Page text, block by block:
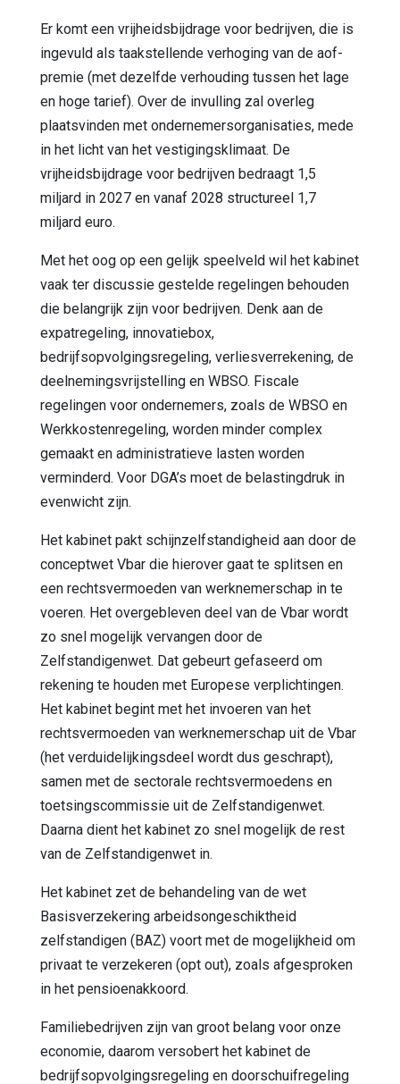
Er komt een vrijheidsbijdrage voor bedrijven, die is
ingevuld als taakstellende verhoging van de aof-
premie (met dezelfde verhouding tussen het lage
en hoge tarief). Over de invulling zal overleg
plaatsvinden met ondernemersorganisaties, mede
in het licht van het vestigingsklimaat. De
vrijheidsbijdrage voor bedrijven bedraagt 1,5
miljard in 2027 en vanaf 2028 structureel 1,7
miljard euro.
Met het oog op een gelijk speelveld wil het kabinet
vaak ter discussie gestelde regelingen behouden
die belangrijk zijn voor bedrijven. Denk aan de
expatregeling, innovatiebox,
bedrijfsopvolgingsregeling, verliesverrekening, de
deelnemingsvrijstelling en WBSO. Fiscale
regelingen voor ondernemers, zoals de WBSO en
Werkkostenregeling, worden minder complex
gemaakt en administratieve lasten worden
verminderd. Voor DGA’s moet de belastingdruk in
evenwicht zijn.
Het kabinet pakt schijnzelfstandigheid aan door de
conceptwet Vbar die hierover gaat te splitsen en
een rechtsvermoeden van werknemerschap in te
voeren. Het overgebleven deel van de Vbar wordt
zo snel mogelijk vervangen door de
Zelfstandigenwet. Dat gebeurt gefaseerd om
rekening te houden met Europese verplichtingen.
Het kabinet begint met het invoeren van het
rechtsvermoeden van werknemerschap uit de Vbar
(het verduidelijkingsdeel wordt dus geschrapt),
samen met de sectorale rechtsvermoedens en
toetsingscommissie uit de Zelfstandigenwet.
Daarna dient het kabinet zo snel mogelijk de rest
van de Zelfstandigenwet in.
Het kabinet zet de behandeling van de wet
Basisverzekering arbeidsongeschiktheid
zelfstandigen (BAZ) voort met de mogelijkheid om
privaat te verzekeren (opt out), zoals afgesproken
in het pensioenakkoord.
Familiebedrijven zijn van groot belang voor onze
economie, daarom versobert het kabinet de
bedrijfsopvolgingsregeling en doorschuifregeling